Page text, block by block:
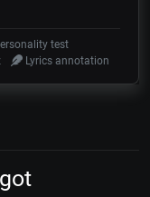
test
Lyrics annotation